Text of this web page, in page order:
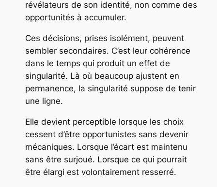
révélateurs de son identité, non comme des
opportunités à accumuler.
Ces décisions, prises isolément, peuvent
sembler secondaires. C’est leur cohérence
dans le temps qui produit un effet de
singularité. Là où beaucoup ajustent en
permanence, la singularité suppose de tenir
une ligne.
Elle devient perceptible lorsque les choix
cessent d’être opportunistes sans devenir
mécaniques. Lorsque l’écart est maintenu
sans être surjoué. Lorsque ce qui pourrait
être élargi est volontairement resserré.